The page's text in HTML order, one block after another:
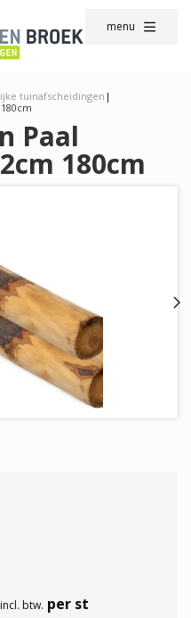
menu
tuinafscheidingen |
Paal
180cm
incl. btw. per st